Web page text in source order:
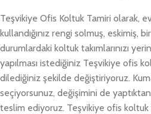
Teşvikiye Ofis Koltuk Tamiri olarak,
kullandığınız rengi solmuş, eskimiş,
durumlardaki koltuk takımlarınızı
yapılması istediğiniz Teşvikiye ofis
dilediğiniz şekilde değiştiriyoruz.
seçiyorsunuz, değişimini de
teslim ediyoruz. Teşvikiye ofis koltuk